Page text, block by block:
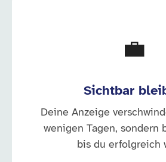
💼
Sichtbar
Deine Anzeige
wenigen Tagen, sondern
bis du erfolgreich